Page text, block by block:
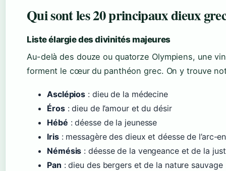
Qui sont les 20 principaux dieux
Liste élargie des divinités majeures
Au-delà des douze ou quatorze Olympiens, une
forment le cœur du panthéon grec. On y trouve
Asclépios : dieu de la médecine
Éros: dieu de l’amour et du désir
Hébé : déesse de la jeunesse
Iris: messagère des dieux et déesse de l’arc-
Némésis : déesse de la vengeance et de la
Pan : dieu des bergers et de la nature sauvage